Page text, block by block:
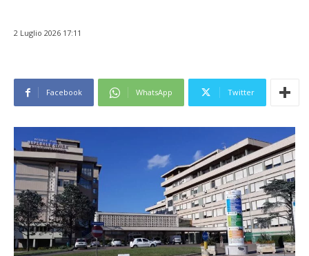
2 Luglio 2026 17:11
Facebook WhatsApp Twitter